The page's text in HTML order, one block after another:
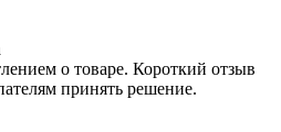
о товаре. Короткий отзыв
принять решение.